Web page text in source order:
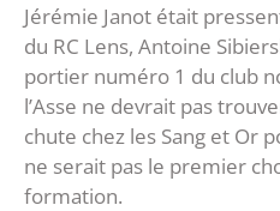
Jérémie Janot était
du RC Lens, Antoine
portier numéro 1 du club
l’Asse ne devrait pas
chute chez les Sang et Or
ne serait pas le premier
formation.